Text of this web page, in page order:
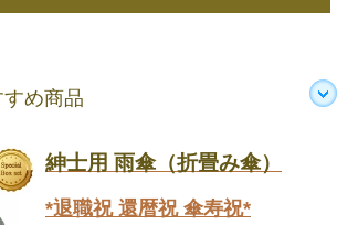
め商品
紳士用 雨傘（折畳み傘）
*退職祝 還暦祝 傘寿祝*